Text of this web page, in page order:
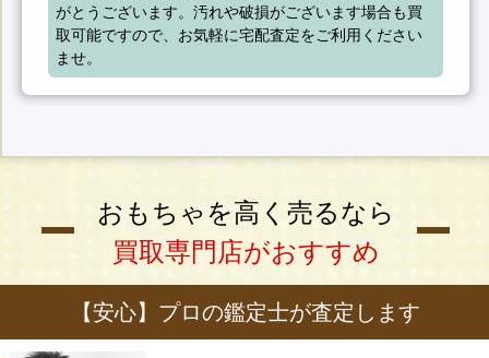
がとうございます。汚れや破損がございます場合も買
取可能ですので、お気軽に宅配査定をご利用ください
ませ。
おもちゃを高く売るなら
買取専門店がおすすめ
【安心】プロの鑑定士が査定します